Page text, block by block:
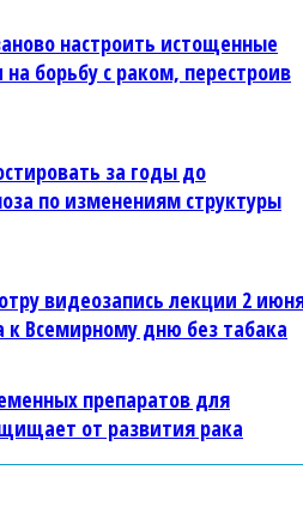
настроить истощенные
борьбу с раком, перестроив
за годы до
по изменениям структуры
видеозапись лекции 2
к Всемирному дню без табака
препаратов для
от развития рака